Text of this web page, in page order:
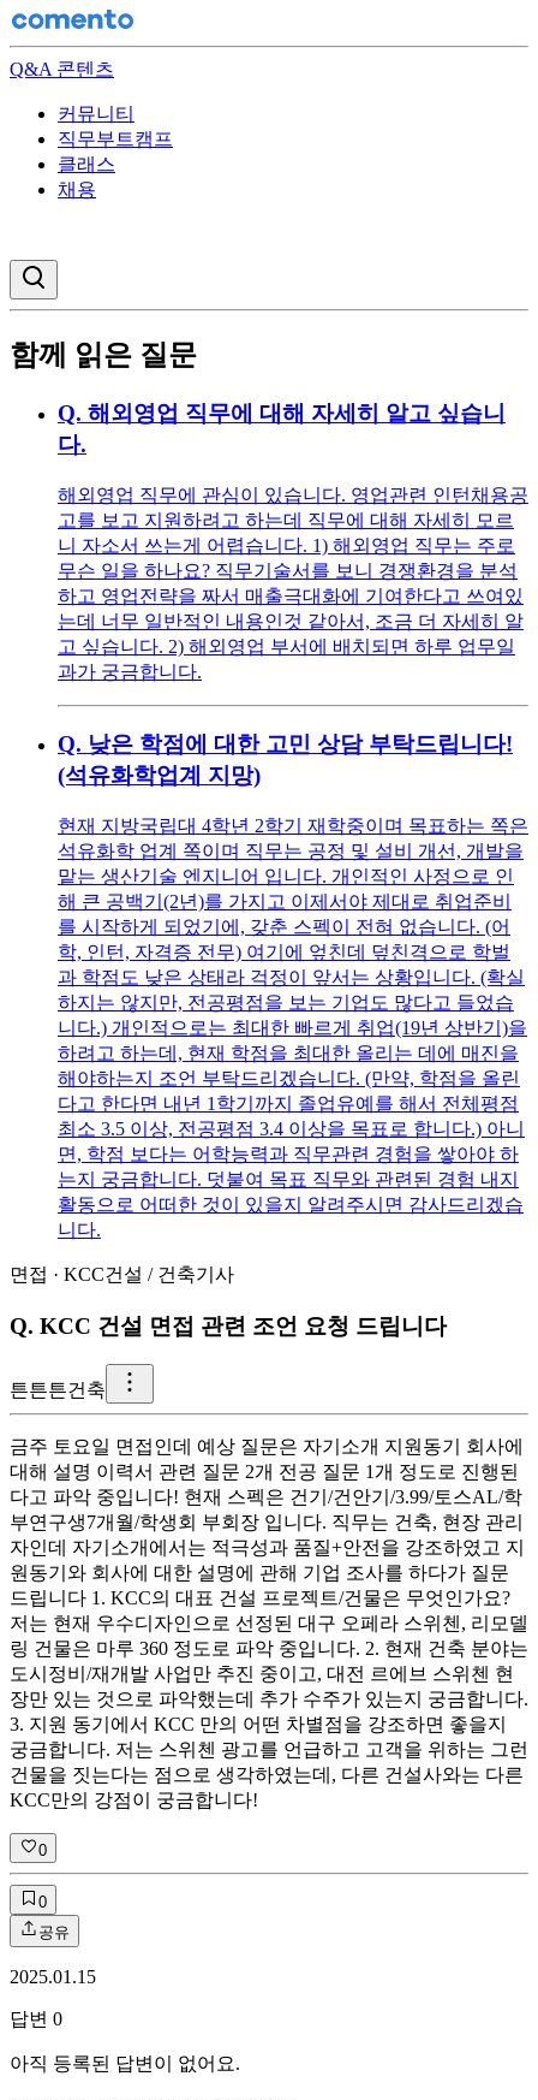
Q&A 콘텐츠
커뮤니티
직무부트캠프
클래스
채용
함께 읽은 질문
Q. 해외영업 직무에 대해 자세히 알고 싶습니
다.
해외영업 직무에 관심이 있습니다. 영업관련 인턴채용공
고를 보고 지원하려고 하는데 직무에 대해 자세히 모르
니 자소서 쓰는게 어렵습니다. 1) 해외영업 직무는 주로
무슨 일을 하나요? 직무기술서를 보니 경쟁환경을 분석
하고 영업전략을 짜서 매출극대화에 기여한다고 쓰여있
는데 너무 일반적인 내용인것 같아서, 조금 더 자세히 알
고 싶습니다. 2) 해외영업 부서에 배치되면 하루 업무일
과가 궁금합니다.
Q. 낮은 학점에 대한 고민 상담 부탁드립니다!
(석유화학업계 지망)
현재 지방국립대 4학년 2학기 재학중이며 목표하는 쪽은
석유화학 업계 쪽이며 직무는 공정 및 설비 개선, 개발을
맡는 생산기술 엔지니어 입니다. 개인적인 사정으로 인
해 큰 공백기(2년)를 가지고 이제서야 제대로 취업준비
를 시작하게 되었기에, 갖춘 스펙이 전혀 없습니다. (어
학, 인턴, 자격증 전무) 여기에 엎친데 덮친격으로 학벌
과 학점도 낮은 상태라 걱정이 앞서는 상황입니다. (확실
하지는 않지만, 전공평점을 보는 기업도 많다고 들었습
니다.) 개인적으로는 최대한 빠르게 취업(19년 상반기)을
하려고 하는데, 현재 학점을 최대한 올리는 데에 매진을
해야하는지 조언 부탁드리겠습니다. (만약, 학점을 올린
다고 한다면 내년 1학기까지 졸업유예를 해서 전체평점
최소 3.5 이상, 전공평점 3.4 이상을 목표로 합니다.) 아니
면, 학점 보다는 어학능력과 직무관련 경험을 쌓아야 하
는지 궁금합니다. 덧붙여 목표 직무와 관련된 경험 내지
활동으로 어떠한 것이 있을지 알려주시면 감사드리겠습
니다.
면접 · KCC건설 / 건축기사
Q. KCC 건설 면접 관련 조언 요청 드립니다
튼튼튼건축
금주 토요일 면접인데 예상 질문은 자기소개 지원동기 회사에
대해 설명 이력서 관련 질문 2개 전공 질문 1개 정도로 진행된
다고 파악 중입니다! 현재 스펙은 건기/건안기/3.99/토스AL/학
부연구생7개월/학생회 부회장 입니다. 직무는 건축, 현장 관리
자인데 자기소개에서는 적극성과 품질+안전을 강조하였고 지
원동기와 회사에 대한 설명에 관해 기업 조사를 하다가 질문
드립니다 1. KCC의 대표 건설 프로젝트/건물은 무엇인가요?
저는 현재 우수디자인으로 선정된 대구 오페라 스위첸, 리모델
링 건물은 마루 360 정도로 파악 중입니다. 2. 현재 건축 분야는
도시정비/재개발 사업만 추진 중이고, 대전 르에브 스위첸 현
장만 있는 것으로 파악했는데 추가 수주가 있는지 궁금합니다.
3. 지원 동기에서 KCC 만의 어떤 차별점을 강조하면 좋을지
궁금합니다. 저는 스위첸 광고를 언급하고 고객을 위하는 그런
건물을 짓는다는 점으로 생각하였는데, 다른 건설사와는 다른
KCC만의 강점이 궁금합니다!
0
0
공유
2025.01.15
답변 0
아직 등록된 답변이 없어요.